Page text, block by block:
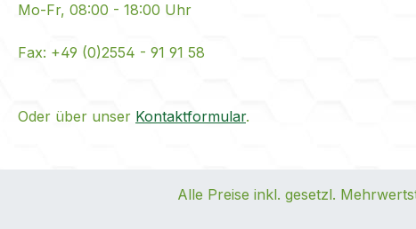
Mo-Fr, 08:00 - 18:00 Uhr
Fax: +49 (0)2554 - 91 91 58
Oder über unser Kontaktformular.
Alle Preise inkl. gesetzl.